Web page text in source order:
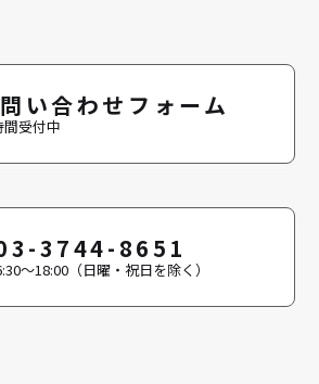
3744-8651
～18:00（日曜・祝日を除く）
い合わせフォーム
間受付中